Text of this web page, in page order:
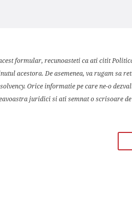
formular, recunoasteti ca ati citit
acestora. De asemenea, va rugam
Orice informatie pe care ne-o
juridici si ati semnat o scrisoare de